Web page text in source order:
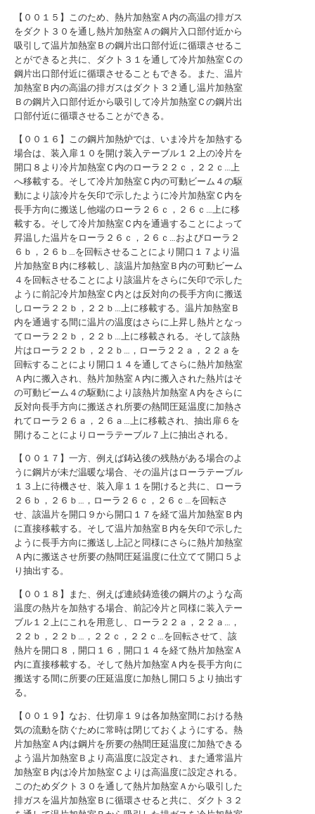
【００１５】このため、熱片加熱室Ａ内の高温の排ガス
をダクト３０を通し熱片加熱室Ａの鋼片入口部付近から
吸引して温片加熱室Ｂの鋼片出口部付近に循環させるこ
とができると共に、ダクト３１を通して冷片加熱室Ｃの
鋼片出口部付近に循環させることもできる。また、温片
加熱室Ｂ内の高温の排ガスはダクト３２通し温片加熱室
Ｂの鋼片入口部付近から吸引して冷片加熱室Ｃの鋼片出
口部付近に循環させることができる。
【００１６】この鋼片加熱炉では、いま冷片を加熱する
場合は、装入扉１０を開け装入テーブル１２上の冷片を
開口８より冷片加熱室Ｃ内のローラ２２ｃ，２２ｃ…上
へ移載する。そして冷片加熱室Ｃ内の可動ビーム４の駆
動により該冷片を矢印で示したように冷片加熱室Ｃ内を
長手方向に搬送し他端のローラ２６ｃ，２６ｃ…上に移
載する。そして冷片加熱室Ｃ内を通過することによって
昇温した温片をローラ２６ｃ，２６ｃ…およびローラ２
６ｂ，２６ｂ…を回転させることにより開口１７より温
片加熱室Ｂ内に移載し、該温片加熱室Ｂ内の可動ビーム
４を回転させることにより該温片をさらに矢印で示した
ように前記冷片加熱室Ｃ内とは反対向の長手方向に搬送
しローラ２２ｂ，２２ｂ…上に移載する。温片加熱室Ｂ
内を通過する間に温片の温度はさらに上昇し熱片となっ
てローラ２２ｂ，２２ｂ…上に移載される。そして該熱
片はローラ２２ｂ，２２ｂ…，ローラ２２ａ，２２ａを
回転することにより開口１４を通してさらに熱片加熱室
Ａ内に搬入され、熱片加熱室Ａ内に搬入された熱片はそ
の可動ビーム４の駆動により該熱片加熱室Ａ内をさらに
反対向長手方向に搬送され所要の熱間圧延温度に加熱さ
れてローラ２６ａ，２６ａ…上に移載され、抽出扉６を
開けることによりローラテーブル７上に抽出される。
【００１７】一方、例えば鋳込後の残熱がある場合のよ
うに鋼片が未だ温暖な場合、その温片はローラテーブル
１３上に待機させ、装入扉１１を開けると共に、ローラ
２６ｂ，２６ｂ…，ローラ２６ｃ，２６ｃ…を回転さ
せ、該温片を開口９から開口１７を経て温片加熱室Ｂ内
に直接移載する。そして温片加熱室Ｂ内を矢印で示した
ように長手方向に搬送し上記と同様にさらに熱片加熱室
Ａ内に搬送させ所要の熱間圧延温度に仕立てて開口５よ
り抽出する。
【００１８】また、例えば連続鋳造後の鋼片のような高
温度の熱片を加熱する場合、前記冷片と同様に装入テー
ブル１２上にこれを用意し、ローラ２２ａ，２２ａ…，
２２ｂ，２２ｂ…，２２ｃ，２２ｃ…を回転させて、該
熱片を開口８，開口１６，開口１４を経て熱片加熱室Ａ
内に直接移載する。そして熱片加熱室Ａ内を長手方向に
搬送する間に所要の圧延温度に加熱し開口５より抽出す
る。
【００１９】なお、仕切扉１９は各加熱室間における熱
気の流動を防ぐために常時は閉じておくようにする。熱
片加熱室Ａ内は鋼片を所要の熱間圧延温度に加熱できる
よう温片加熱室Ｂより高温度に設定され、また通常温片
加熱室Ｂ内は冷片加熱室Ｃよりは高温度に設定される。
このためダクト３０を通して熱片加熱室Ａから吸引した
排ガスを温片加熱室Ｂに循環させると共に、ダクト３２